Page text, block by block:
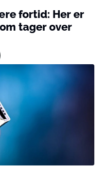
fortid: Her er
tager over